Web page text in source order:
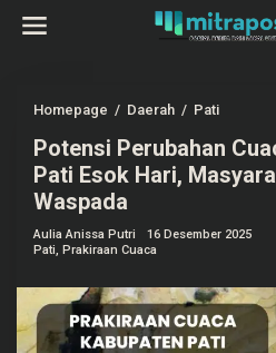
Homepage / Daerah / Pati
t
e
n
P
e
b
a
h
a
Potensi Perubahan
Pati Esok Hari,
Waspada
Aulia Anissa Putri
16 Desember 2025
Pati, Prakiraan Cuaca